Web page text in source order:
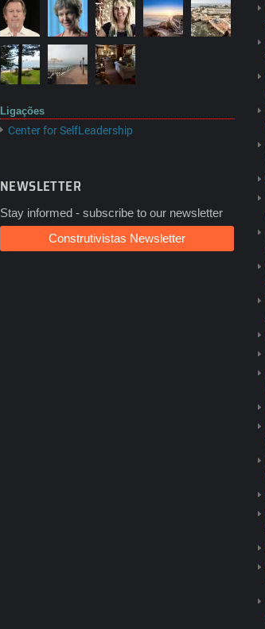
Ligações
Center for SelfLeadership
NEWSLETTER
Stay informed - subscribe to our newsletter
Construtivistas Newsletter